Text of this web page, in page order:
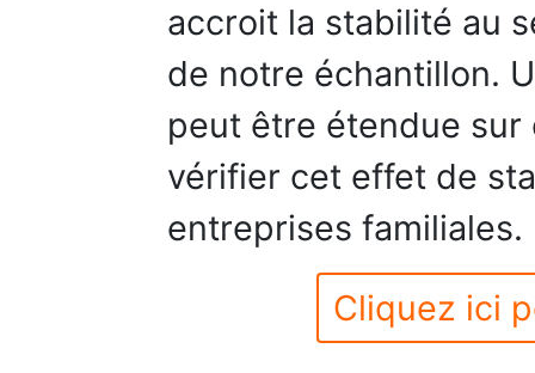
accroit la stabilité au
de notre échantillon.
peut être étendue sur
vérifier cet effet de
entreprises familiales.
Cliquez ici